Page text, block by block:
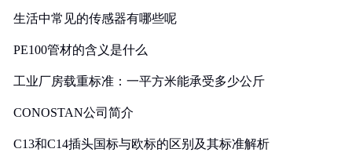
生活中常见的传感器有哪些呢
PE100管材的含义是什么
工业厂房载重标准：一平方米能承受多少公斤
CONOSTAN公司简介
C13和C14插头国标与欧标的区别及其标准解析